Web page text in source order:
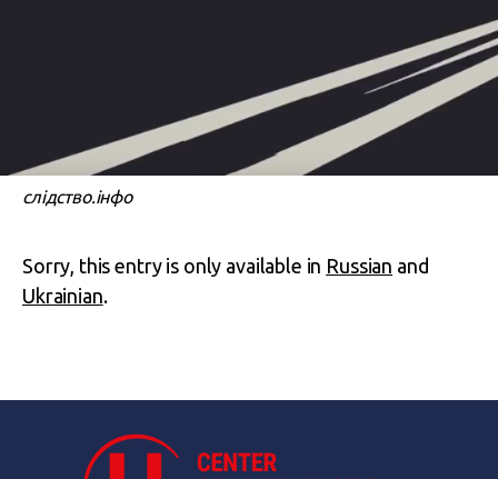
слідство.інфо
Sorry, this entry is only available in Russian and
Ukrainian.